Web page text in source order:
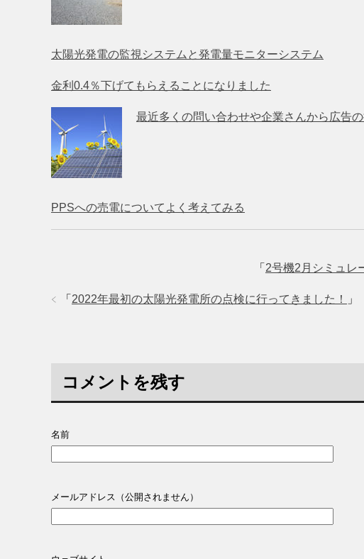
太陽光発電の監視システムと発電量モニターシステム
金利0.4％下げてもらえることになりました
最近多くの問い合わせや企業さんから広告
PPSへの売電についてよく考えてみる
「 2号機2月シミュレ
「 2022年最初の太陽光発電所の点検に行ってきました！ 」
コメントを残す
名前
メールアドレス（公開されません）